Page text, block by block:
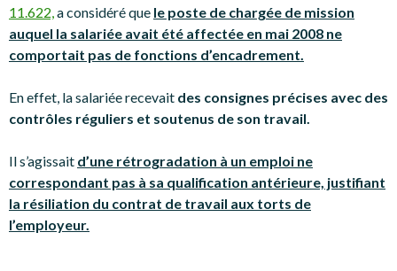
11.622,a considéré que le poste de chargée de mission
auquel la salariée avait été affectée en mai 2008 ne
comportait pas de fonctions d’encadrement.
En effet, la salariée recevait des consignes précises avec des
contrôles réguliers et soutenus de son travail.
Il s’agissait d’une rétrogradation à un emploi ne
correspondant pas à sa qualification antérieure, justifiant
la résiliation du contrat de travail aux torts de
l’employeur.